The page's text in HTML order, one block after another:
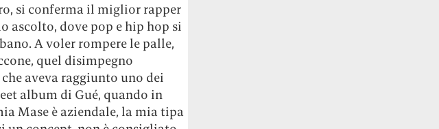
si conferma il miglior rapper
ascolto, dove pop e hip hop si
A voler rompere le palle,
quel disimpegno
aveva raggiunto uno dei
album di Gué, quando in
Mase è aziendale, la mia tipa